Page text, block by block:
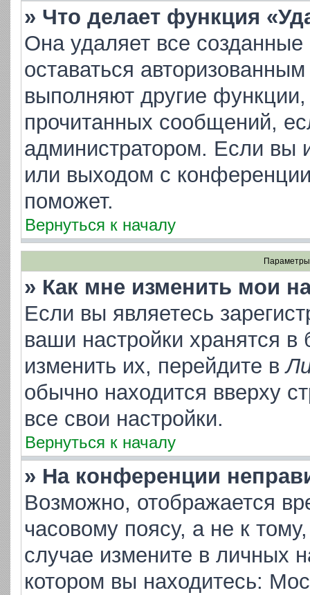
» Что делает функция
Она удаляет все
оставаться
выполняют другие
прочитанных сообщений,
администратором. Если вы
или выходом с
поможет.
Вернуться к началу
Параметры
» Как мне изменить мои
Если вы являетесь
ваши настройки хранятся
изменить их, перейдите в
обычно находится вверху
все свои настройки.
Вернуться к началу
» На конференции
Возможно, отображается
часовому поясу, а не к
случае измените в личных
котором вы находитесь: